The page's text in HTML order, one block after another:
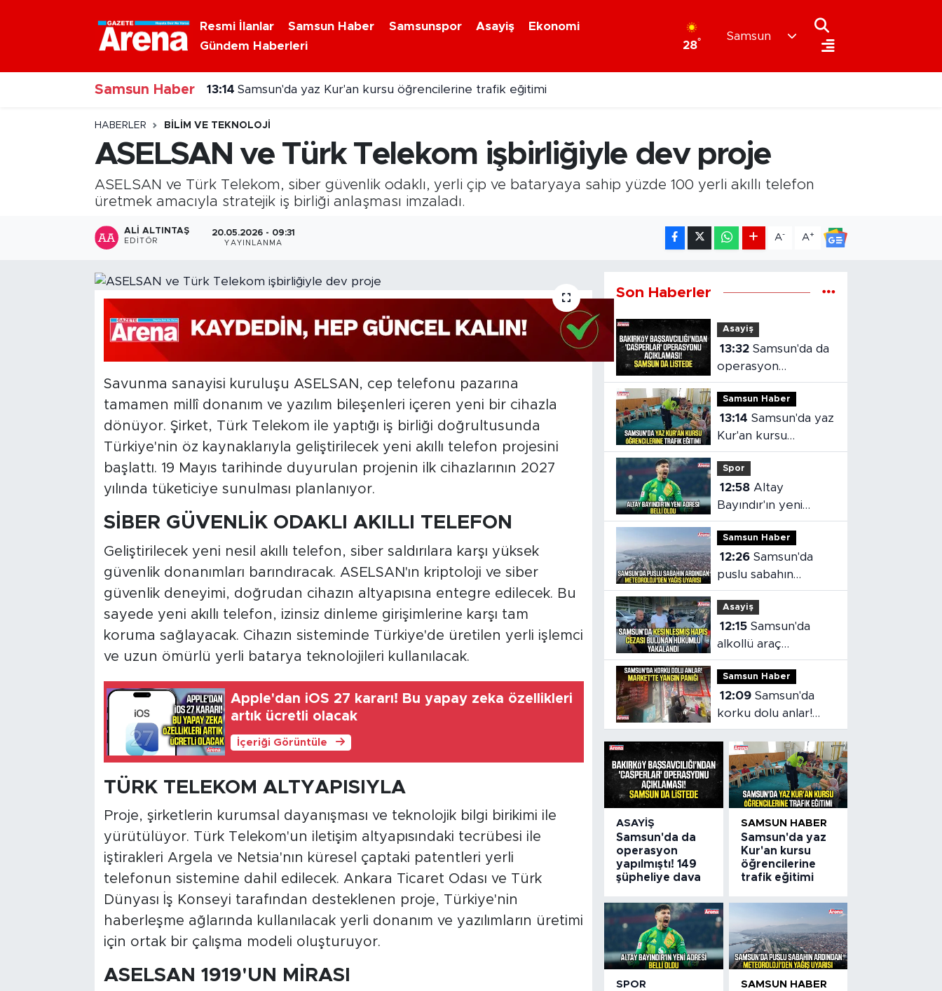
Resmi İlanlar Samsun Haber Samsunspor Asayiş
Ekonomi
Gündem Haberleri
28°
Samsun
Samsun Haber 13:14 Samsun'da yaz Kur'an kursu öğrencilerine trafik eğitimi
HABERLER BILIM VE TEKNOLOJI
ASELSAN ve Türk Telekom işbirliğiyle dev proje
ASELSAN ve Türk Telekom, siber güvenlik odaklı, yerli çip ve bataryaya sahip yüzde 100 yerli akıllı telefon
üretmek amacıyla stratejik iş birliği anlaşması imzaladı.
ALI ALTINTAŞ
EDITÖR
20.05.2026 - 09:31
YAYINLANMA
A- A+
Savunma sanayisi kuruluşu ASELSAN, cep telefonu pazarına
tamamen millî donanım ve yazılım bileşenleri içeren yeni bir cihazla
dönüyor. Şirket, Türk Telekom ile yaptığı iş birliği doğrultusunda
Türkiye'nin öz kaynaklarıyla geliştirilecek yeni akıllı telefon projesini
başlattı. 19 Mayıs tarihinde duyurulan projenin ilk cihazlarının 2027
yılında tüketiciye sunulması planlanıyor.
SİBER GÜVENLİK ODAKLI AKILLI TELEFON
Geliştirilecek yeni nesil akıllı telefon, siber saldırılara karşı yüksek
güvenlik donanımları barındıracak. ASELSAN'ın kriptoloji ve siber
güvenlik deneyimi, doğrudan cihazın altyapısına entegre edilecek. Bu
sayede yeni akıllı telefon, izinsiz dinleme girişimlerine karşı tam
koruma sağlayacak. Cihazın sisteminde Türkiye'de üretilen yerli işlemci
ve uzun ömürlü yerli batarya teknolojileri kullanılacak.
Apple'dan iOS 27 kararı! Bu yapay zeka özellikleri
artık ücretli olacak
İçeriği Görüntüle
TÜRK TELEKOM ALTYAPISIYLA
Proje, şirketlerin kurumsal dayanışması ve teknolojik bilgi birikimi ile
yürütülüyor. Türk Telekom'un iletişim altyapısındaki tecrübesi ile
iştirakleri Argela ve Netsia'nın küresel çaptaki patentleri yerli
telefonun sistemine dahil edilecek. Ankara Ticaret Odası ve Türk
Dünyası İş Konseyi tarafından desteklenen proje, Türkiye'nin
haberleşme ağlarında kullanılacak yerli donanım ve yazılımların üretimi
için ortak bir çalışma modeli oluşturuyor.
ASELSAN 1919'UN MİRASI
Son Haberler
Asayiş
13:32 Samsun'da da
operasyon
yapılmıştı! 149
şüpheliye dava
Samsun Haber
13:14 Samsun'da yaz
Kur'an kursu
öğrencilerine trafik
eğitimi
Spor
12:58 Altay
Bayındır'ın yeni
adresi İspanya! Celta
Vigo'ya kiralandı
Samsun Haber
12:26 Samsun'da
puslu sabahın
ardından
Meteoroloji'den
yağış uyarısı
Asayiş
12:15 Samsun'da
alkollü araç
kullanmaktan aranan
hükümlü cezaevine
gönderildi
Samsun Haber
12:09 Samsun'da
korku dolu anlar!
Market'te yangın
paniği
ASAYIŞ
Samsun'da da
operasyon
yapılmıştı! 149
şüpheliye dava
SAMSUN HABER
Samsun'da yaz
Kur'an kursu
öğrencilerine
trafik eğitimi
SPOR SAMSUN HABER
Nöbetçi Eczaneler
Hava Durumu
Samsun Namaz Vakitleri
Trafik Durumu
Süper Lig Puan Durumu ve Fikstür
Tüm Manşetler
Haber Arşivi